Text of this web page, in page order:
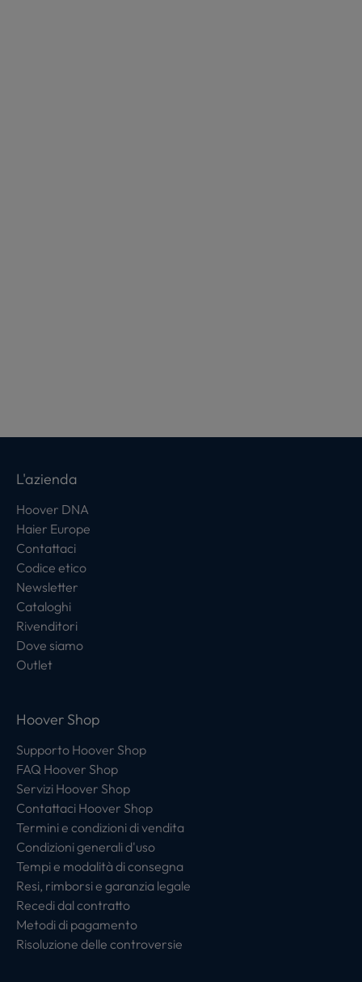
L'azienda
Hoover DNA
Haier Europe
Contattaci
Codice etico
Newsletter
Cataloghi
Rivenditori
Dove siamo
Outlet
Hoover Shop
Supporto Hoover Shop
FAQ Hoover Shop
Servizi Hoover Shop
Contattaci Hoover Shop
Termini e condizioni di vendita
Condizioni generali d'uso
Tempi e modalità di consegna
Resi, rimborsi e garanzia legale
Recedi dal contratto
Metodi di pagamento
Risoluzione delle controversie